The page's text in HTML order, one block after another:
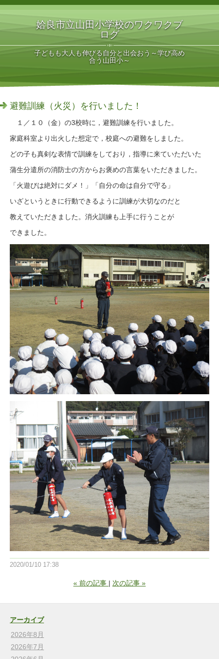
姶良市立山田小学校のワクワクブ
ログ
子どもも大人も伸びる自分と出会おう～学び高め
合う山田小～
避難訓練（火災）を行いました！
１／１０（金）の3校時に，避難訓練を行いました。
家庭科室より出火した想定で，校庭への避難をしました。
どの子も真剣な表情で訓練をしており，指導に来ていただいた
蒲生分遣所の消防士の方からお褒めの言葉をいただきました。
「火遊びは絶対にダメ！」「自分の命は自分で守る」
いざというときに行動できるように訓練が大切なのだと
教えていただきました。消火訓練も上手に行うことが
できました。
2020/01/10 17:38
« 前の記事 次の記事 »
アーカイブ
2026年8月
2026年7月